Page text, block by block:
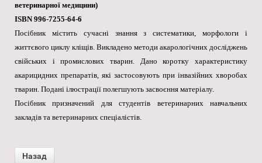
ветеринарної медицини)
ISBN 996-7255-64-6
Посібник містить сучасні знання з систематики, морфологи і
життєвого циклу кліщів. Викладено методи акарологічних досліджень
свійських і промислових тварин. Дано коротку характеристику
акарицидних препаратів, які застосовують при інвазійних хворобах
тварин. Подані ілюстрації полегшують засвоєння матеріалу.
Посібник призначений для студентів ветеринарних навчальних
закладів та ветеринарних спеціалістів.